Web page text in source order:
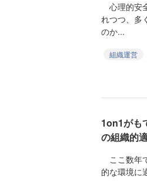
心理的安
れつつ、多
のか...
組織運営
1on1がも
の組織的
ここ数年
的な環境に